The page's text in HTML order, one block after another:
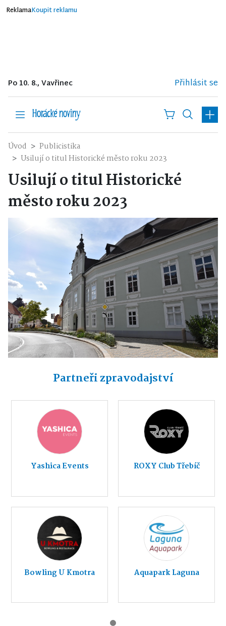
ReklamaKoupit reklamu
Po 10. 8., Vavřinec Přihlásit se
Úvod
Publicistika
Usilují o titul Historické město roku 2023
Usilují o titul Historické
město roku 2023
Partneři zpravodajství
Yashica Events ROXY Club Třebíč
Bowling U Kmotra Aquapark Laguna